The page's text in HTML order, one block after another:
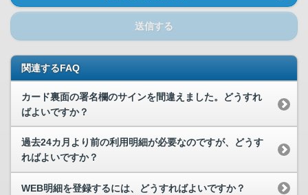
送信する
関連するFAQ
カード裏面の署名欄のサインを間違えました。どうすれ
ばよいですか？
過去24カ月より前の利用明細が必要なのですが、どうす
ればよいですか？
WEB明細を登録するには、どうすればよいですか？